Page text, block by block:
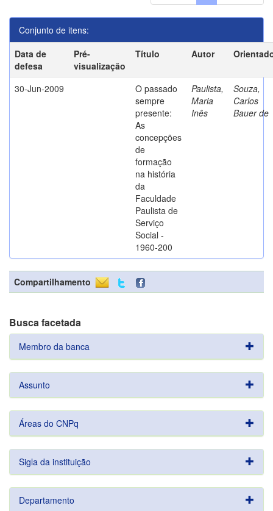
Conjunto de itens:
Data de
defesa
Pré-
visualização
Título Autor
30-Jun-2009
O passado
sempre
presente:
As
concepções
de
formação
na história
da
Faculdade
Paulista de
Serviço
Social -
1960-200
Paulista,
Maria
Inês
Souza,
Carlos
Bauer de
Compartilhamento
Busca facetada
Membro da banca
Assunto
Áreas do CNPq
Sigla da instituição
Departamento